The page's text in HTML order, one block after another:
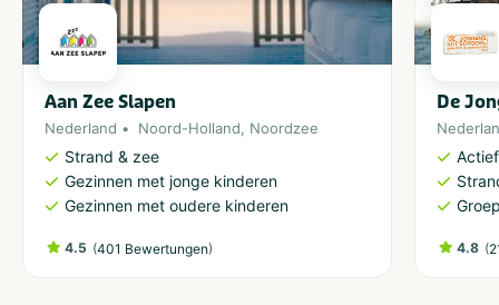
Aan Zee Slapen
Nederland Noord-Holland, Noordzee
Strand & zee
Gezinnen met jonge kinderen
Gezinnen met oudere kinderen
4.5 (401 Bewertungen)
De
4.8 (